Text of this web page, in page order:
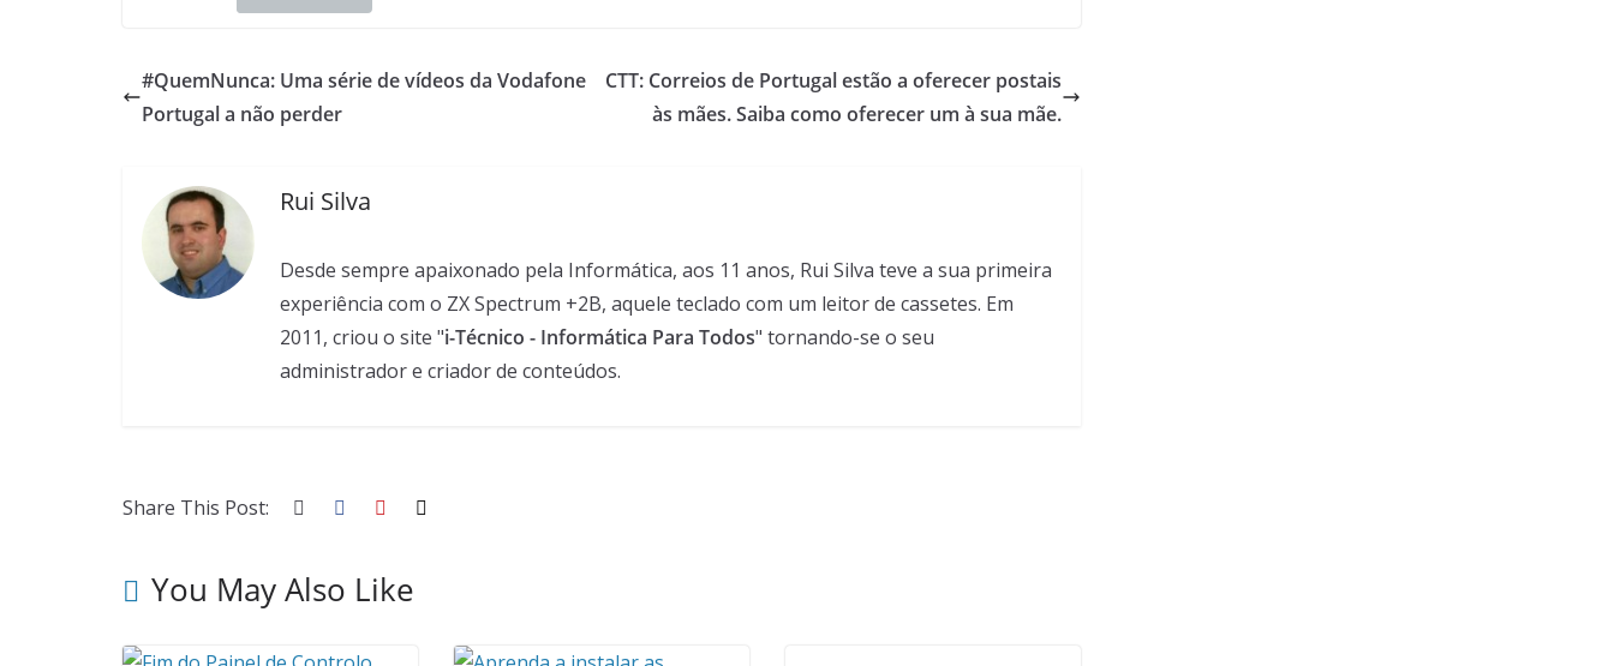
#QuemNunca: Uma série de vídeos da Vodafone
Portugal a não perder
CTT: Correios de Portugal estão a oferecer postais
às mães. Saiba como oferecer um à sua mãe.
Rui Silva
Desde sempre apaixonado pela Informática, aos 11 anos, Rui Silva teve a sua primeira
experiência com o ZX Spectrum +2B, aquele teclado com um leitor de cassetes. Em
2011, criou o site "i-Técnico - Informática Para Todos" tornando-se o seu
administrador e criador de conteúdos.
Share This Post:
You May Also Like